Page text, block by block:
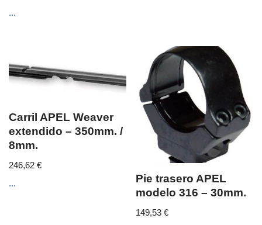
...
Carril APEL Weaver
extendido – 350mm. /
8mm.
246,62 €
...
Pie trasero APEL
modelo 316 – 30mm.
149,53€